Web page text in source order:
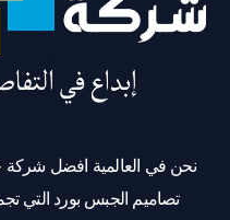
في العالمية افضل شركة جبس
تصاميم الجبس بورد التي تجمع